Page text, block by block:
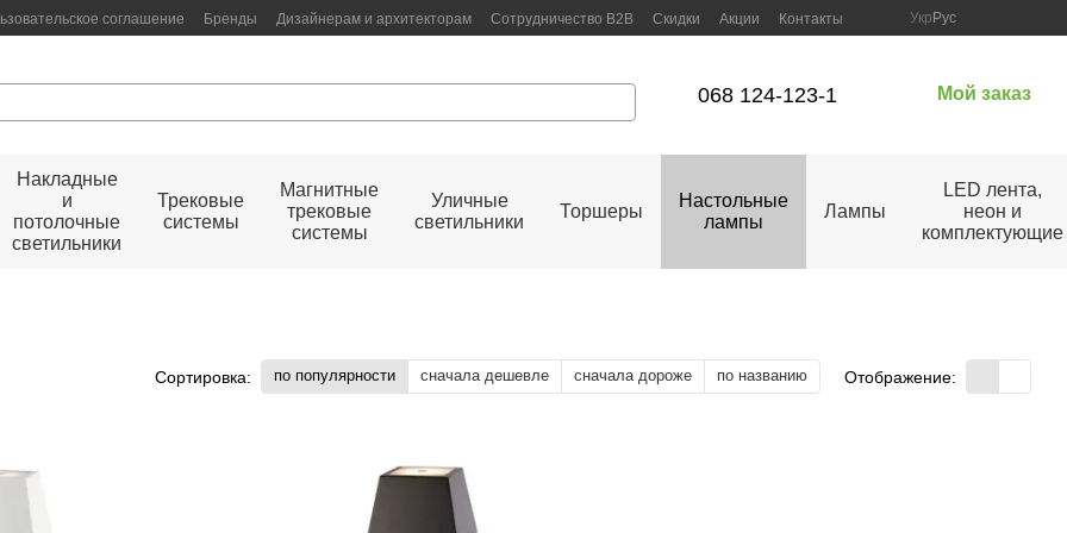
соглашение Бренды Дизайнерам и архитекторам Сотрудничество B2B Скидки Акции Контакты Укр Рус
068 124-123-1 Мой заказ
Накладные
и
потолочные
светильники
Трековые
системы
Магнитные
трековые
системы
Уличные
светильники
Торшеры
Настольные
лампы
Лампы
LED лента,
неон и
комплектующие
Сортировка: по популярности сначала дешевле сначала дороже по названию Отображение: